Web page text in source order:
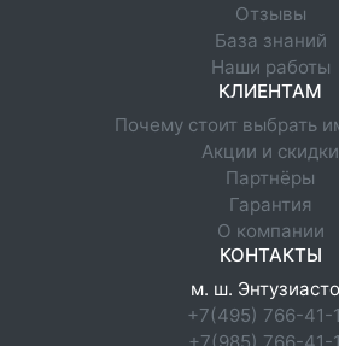
Отзывы
База знаний
Наши работы
КЛИЕНТАМ
Почему стоит выбрать
Акции и скидки
Партнёры
Гарантия
О компании
КОНТАКТЫ
м. ш.
+7(495) 766-41-
+7(985) 766-41-